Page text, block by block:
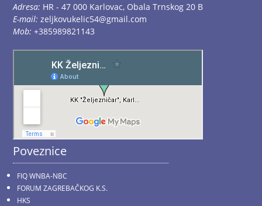
Adresa: HR - 47 000 Karlovac, Obala Trnskog 20 B
E-mail: zeljkovukelic54@gmail.com
Mob: +385989821143
Poveznice
FIQ WNBA-NBC
FORUM ZAGREBAČKOG K.S.
HKS